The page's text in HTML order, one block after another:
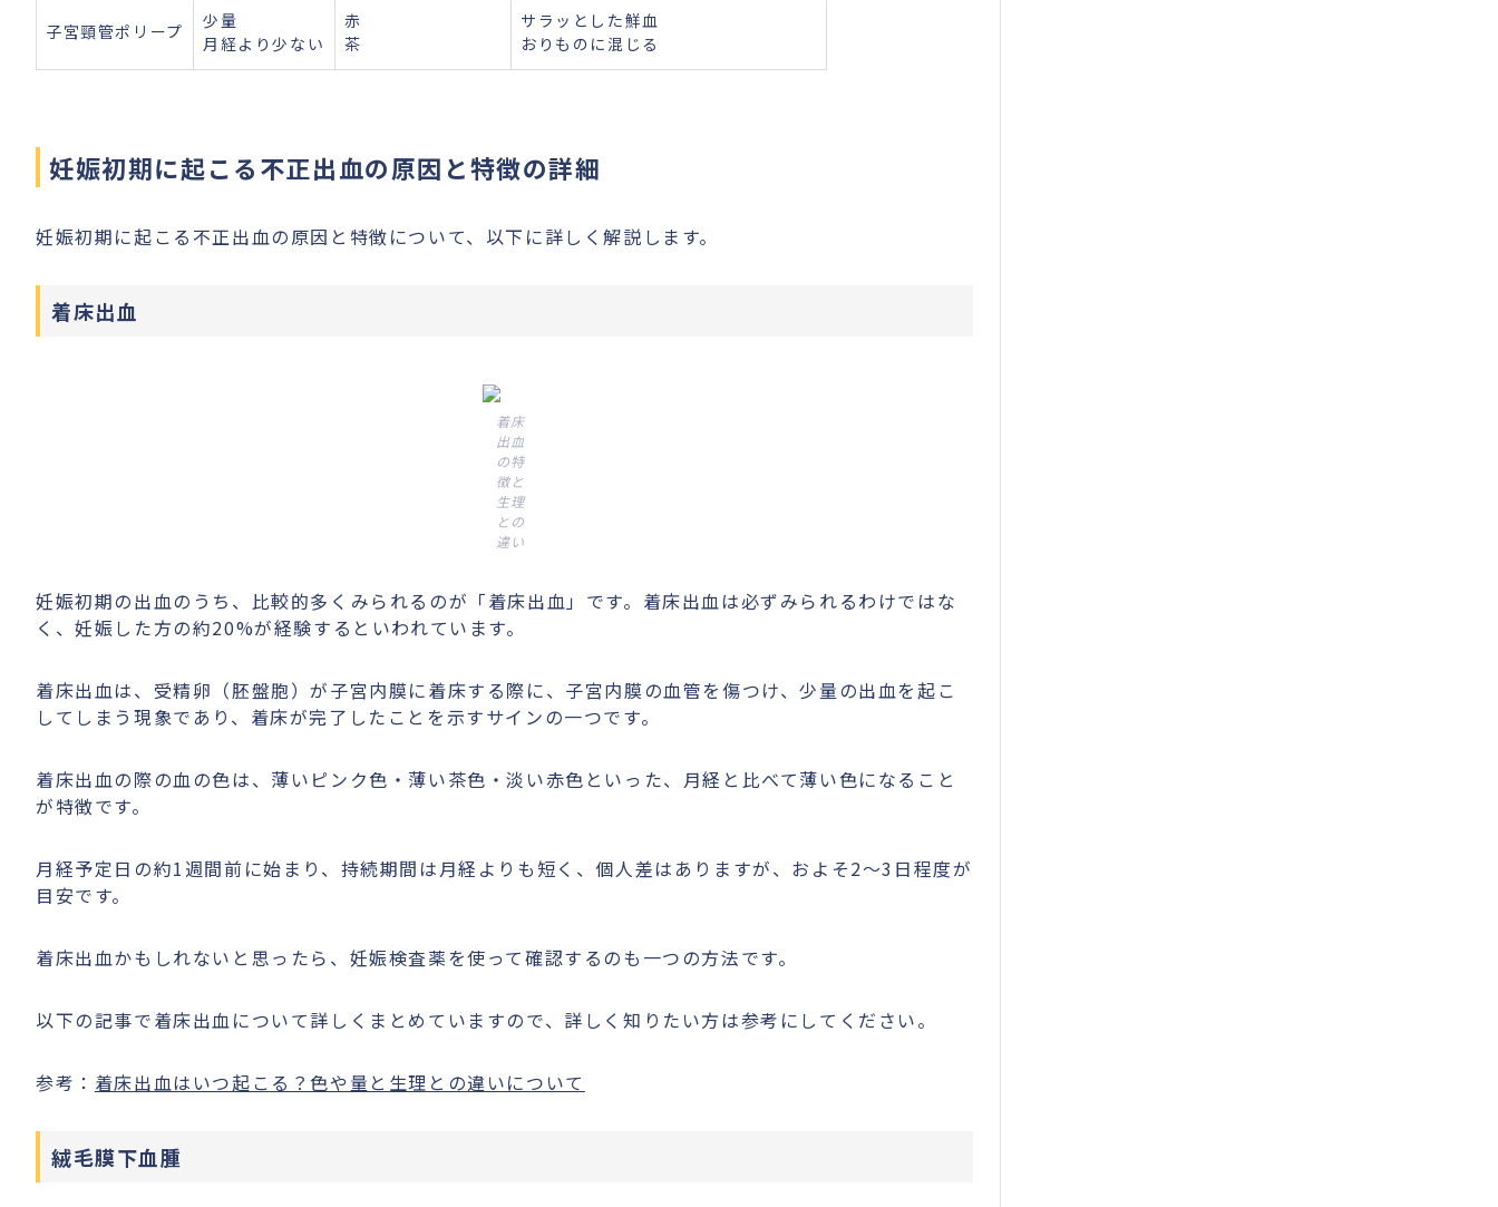
子宮頸管ポリープ
少量
月経より少ない
赤
茶
サラッとした鮮血
おりものに混じる
妊娠初期に起こる不正出血の原因と特徴の詳細
妊娠初期に起こる不正出血の原因と特徴について、以下に詳しく解説します。
着床出血
着床
出血
の特
徴と
生理
との
違い
妊娠初期の出血のうち、比較的多くみられるのが「着床出血」です。着床出血は必ずみられるわけではな
く、妊娠した方の約20%が経験するといわれています。
着床出血は、受精卵（胚盤胞）が子宮内膜に着床する際に、子宮内膜の血管を傷つけ、少量の出血を起こ
してしまう現象であり、着床が完了したことを示すサインの一つです。
着床出血の際の血の色は、薄いピンク色・薄い茶色・淡い赤色といった、月経と比べて薄い色になること
が特徴です。
月経予定日の約1週間前に始まり、持続期間は月経よりも短く、個人差はありますが、およそ2〜3日程度が
目安です。
着床出血かもしれないと思ったら、妊娠検査薬を使って確認するのも一つの方法です。
以下の記事で着床出血について詳しくまとめていますので、詳しく知りたい方は参考にしてください。
参考： 着床出血はいつ起こる？色や量と生理との違いについて
絨毛膜下血腫